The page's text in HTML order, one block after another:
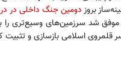
بروزدومین جنگ داخلی در
موفق شد سرزمین‌های